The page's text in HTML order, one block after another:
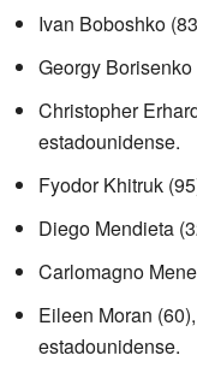
Ivan Boboshko
Georgy
Christopher
estadounidense.
Fyodor Khitruk
Diego Mendieta
Carlomagno
Eileen Moran
estadounidense.